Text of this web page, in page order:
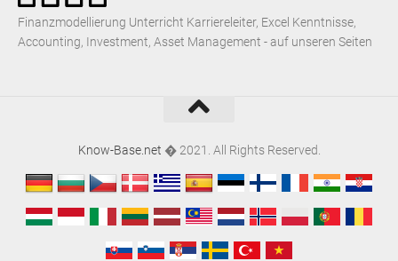
Finanzmodellierung Unterricht Karriereleiter, Excel Kenntnisse,
Accounting, Investment, Asset Management - auf unseren Seiten
Know-Base.net � 2021. All Rights Reserved.